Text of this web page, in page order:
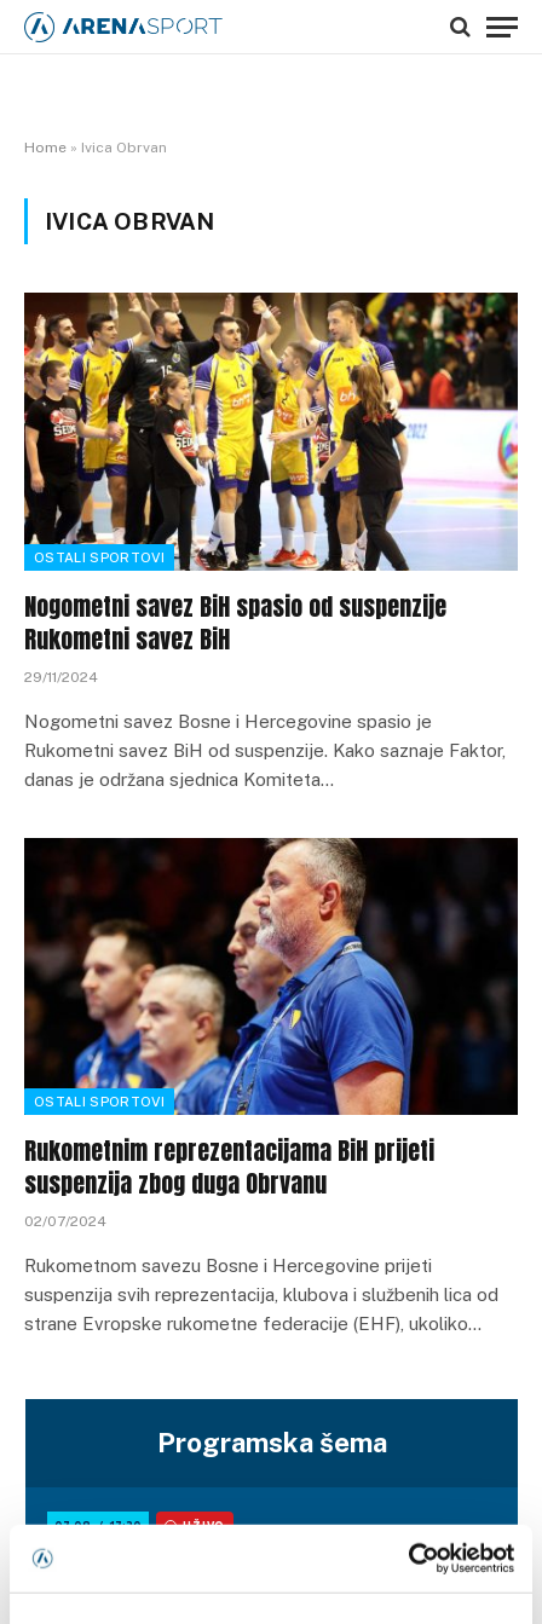
Home » Ivica Obrvan
IVICA OBRVAN
OSTALI SPORTOVI
Nogometni savez BiH spasio od suspenzije
Rukometni savez BiH
29/11/2024
Nogometni savez Bosne i Hercegovine spasio je
Rukometni savez BiH od suspenzije. Kako saznaje Faktor,
danas je održana sjednica Komiteta…
OSTALI SPORTOVI
Rukometnim reprezentacijama BiH prijeti
suspenzija zbog duga Obrvanu
02/07/2024
Rukometnom savezu Bosne i Hercegovine prijeti
suspenzija svih reprezentacija, klubova i službenih lica od
strane Evropske rukometne federacije (EHF), ukoliko…
Programska šema